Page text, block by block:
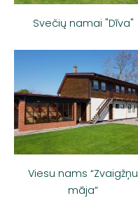
Svečių namai "Dīva"
Viesu nams “Zvaigžņu
māja”